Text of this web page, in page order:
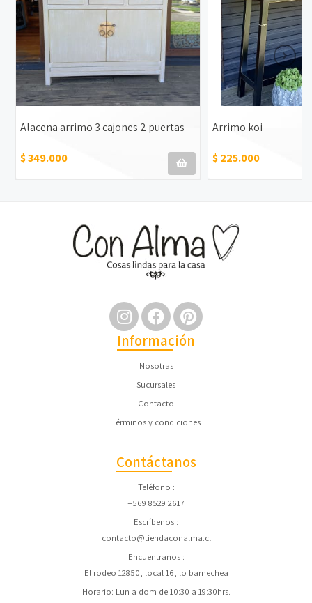
Alacena arrimo 3 cajones 2 puertas
$ 349.000
Arrimo koi
$ 225.000
Información
Nosotras
Sucursales
Contacto
Términos y condiciones
Contáctanos
Teléfono
+569 8529 2617
Escríbenos
contacto@tiendaconalma.cl
Encuentranos
El rodeo 12850, local 16, lo barnechea
Horario: Lun a dom de 10:30 a 19:30hrs.